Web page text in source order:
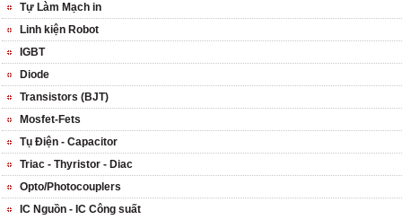
Tự Làm Mạch in
Linh kiện Robot
IGBT
Diode
Transistors (BJT)
Mosfet-Fets
Tụ Điện - Capacitor
Triac - Thyristor - Diac
Opto/Photocouplers
IC Nguồn - IC Công suất